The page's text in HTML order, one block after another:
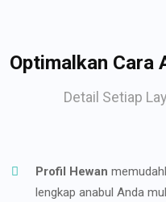
Optimalkan Cara
Detail Setiap
Profil Hewan
lengkap anabul Anda